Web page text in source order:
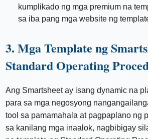
kumplikado ng mga premium na
sa iba pang mga website ng
3. Mga Template ng
Standard Operating
Ang Smartsheet ay isang dynamic na
para sa mga negosyong
tool sa pamamahala at pagpaplano ng
sa kanilang mga inaalok, nagbibigay